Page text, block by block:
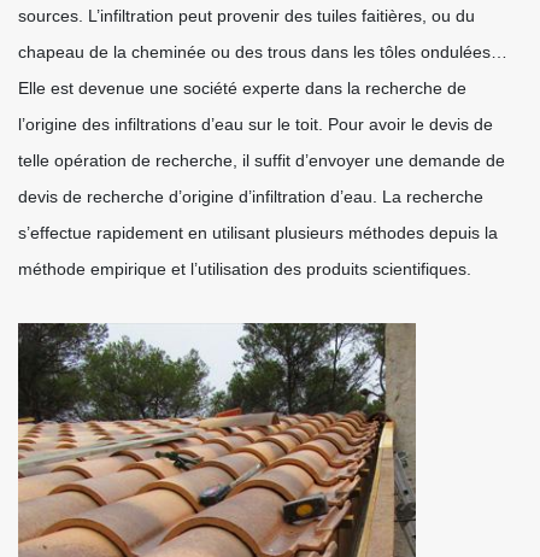
sources. L’infiltration peut provenir des tuiles faitières, ou du
chapeau de la cheminée ou des trous dans les tôles ondulées…
Elle est devenue une société experte dans la recherche de
l’origine des infiltrations d’eau sur le toit. Pour avoir le devis de
telle opération de recherche, il suffit d’envoyer une demande de
devis de recherche d’origine d’infiltration d’eau. La recherche
s’effectue rapidement en utilisant plusieurs méthodes depuis la
méthode empirique et l’utilisation des produits scientifiques.